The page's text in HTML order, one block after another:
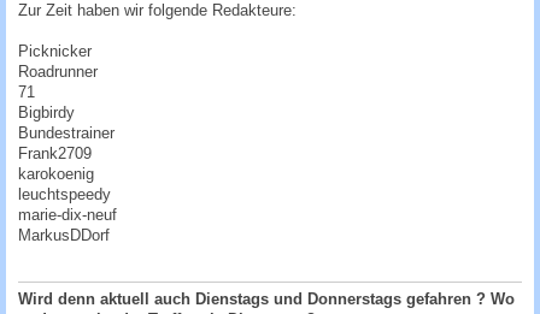
Zur Zeit haben wir folgende Redakteure:
Picknicker
Roadrunner
71
Bigbirdy
Bundestrainer
Frank2709
karokoenig
leuchtspeedy
marie-dix-neuf
MarkusDDorf
Wird denn aktuell auch Dienstags und Donnerstags gefahren ? Wo